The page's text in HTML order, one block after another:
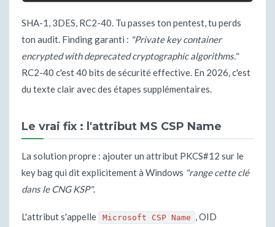
SHA-1, 3DES, RC2-40. Tu passes ton pentest, tu perds
ton audit. Finding garanti : "Private key container
encrypted with deprecated cryptographic algorithms."
RC2-40 c'est 40 bits de sécurité effective. En 2026, c'est
du texte clair avec des étapes supplémentaires.
Le vrai fix : l'attribut MS CSP Name
La solution propre : ajouter un attribut PKCS#12 sur le
key bag qui dit explicitement à Windows "range cette clé
dans le CNG KSP".
L'attribut s'appelle Microsoft CSP Name , OID